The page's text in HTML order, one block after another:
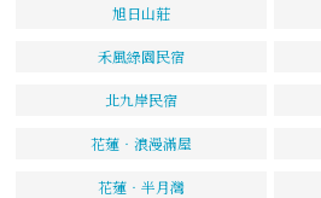
旭日山莊
禾風綠園民宿
北九岸民宿
花蓮‧浪漫滿屋
花蓮‧半月灣